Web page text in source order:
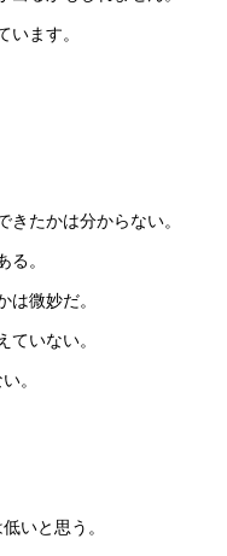
います。
きたかは分からない。
る。
は微妙だ。
ていない。
。
いと思う。